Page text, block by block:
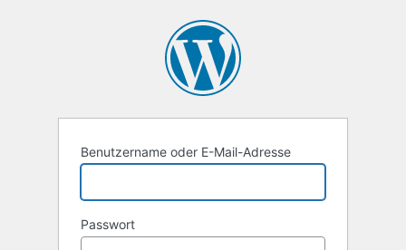
Benutzername oder E-Mail-Adresse
Passwort